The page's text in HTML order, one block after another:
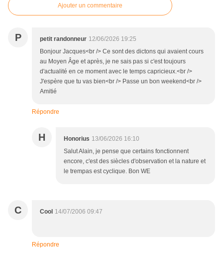
Ajouter un commentaire
P petit randonneur 12/06/2026 19:25
Bonjour Jacques<br /> Ce sont des dictons qui avaient cours
au Moyen Âge et après, je ne sais pas si c'est toujours
d'actualité en ce moment avec le temps capricieux.<br />
J'espère que tu vas bien<br /> Passe un bon weekend<br />
Amitié
Répondre
H Honorius 13/06/2026 16:10
Salut Alain, je pense que certains fonctionnent
encore, c'est des siècles d'observation et la nature et
le trempas est cyclique. Bon WE
C Cool 14/07/2006 09:47
Répondre